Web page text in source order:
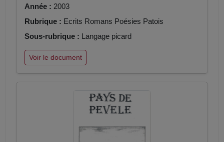
Année : 2003
Rubrique : Ecrits Romans Poésies Patois
Sous-rubrique : Langage picard
Voir le document